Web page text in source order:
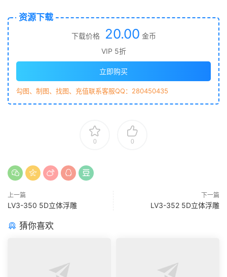
资源下载
下载价格 20.00 金币
VIP 5折
立即购买
勾图、制图、找图、充值联系客服QQ：280450435
0 0
上一篇
LV3-350 5D立体浮雕
下一篇
LV3-352 5D立体浮雕
猜你喜欢